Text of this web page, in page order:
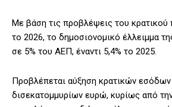
Με βάση τις προβλέψεις του κρατικού
το 2026, το δημοσιονομικό έλλειμμα
σε 5% του ΑΕΠ, έναντι 5,4% το 2025.
Προβλέπεται αύξηση κρατικών
δισεκατομμυρίων ευρώ, κυρίως από